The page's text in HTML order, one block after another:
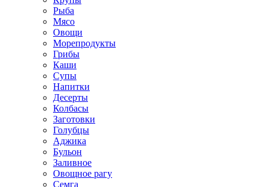
Рыба
Мясо
Овощи
Морепродукты
Грибы
Каши
Супы
Напитки
Десерты
Колбасы
Заготовки
Голубцы
Аджика
Бульон
Заливное
Овощное рагу
Семга